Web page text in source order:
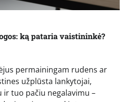
ką pataria vaistininkė?
permainingam rudens ar
užplūsta lankytojai,
ir tuo pačiu negalavimu –